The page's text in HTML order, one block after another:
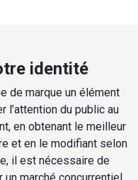
identité
de marque un élément
l’attention du public au
en obtenant le meilleur
et en le modifiant selon
il est nécessaire de